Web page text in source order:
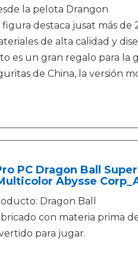
la pelota Drangon
figura destaca jusat más de
de alta calidad y
es un gran regalo para la
de China, la versión
PC Dragon Ball
Abysse
Dragon Ball
con materia prima
para jugar.